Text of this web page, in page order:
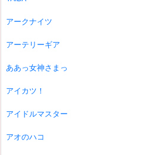
アークナイツ
アーテリーギア
ああっ女神さまっ
アイカツ！
アイドルマスター
アオのハコ